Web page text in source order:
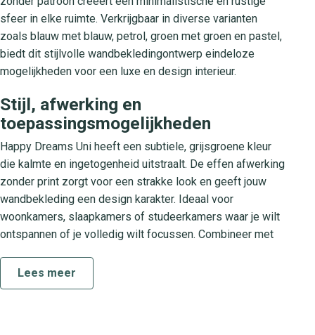
sfeer in elke ruimte. Verkrijgbaar in diverse varianten
zoals blauw met blauw, petrol, groen met groen en pastel,
biedt dit stijlvolle wandbekledingontwerp eindeloze
mogelijkheden voor een luxe en design interieur.
Stijl, afwerking en
toepassingsmogelijkheden
Happy Dreams Uni heeft een subtiele, grijsgroene kleur
die kalmte en ingetogenheid uitstraalt. De effen afwerking
zonder print zorgt voor een strakke look en geeft jouw
wandbekleding een design karakter. Ideaal voor
woonkamers, slaapkamers of studeerkamers waar je wilt
ontspannen of je volledig wilt focussen. Combineer met
interieur met een rustige flow.
Lees meer